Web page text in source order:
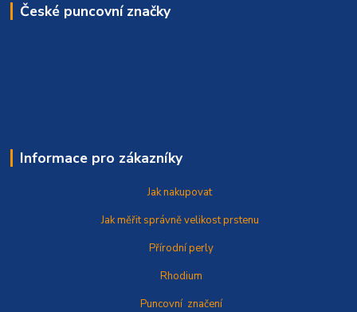
České puncovní značky
Informace pro zákazníky
Jak nakupovat
Jak měřit správněvelikost prstenu
Přírodní perly
Rhodium
Puncovní značení